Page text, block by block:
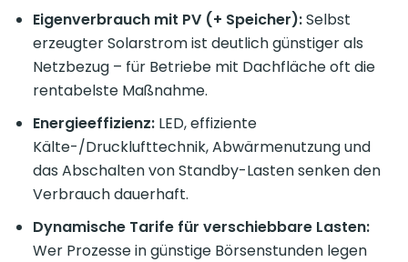
Eigenverbrauch mit PV (+ Speicher):Selbst
erzeugter Solarstrom ist deutlich günstiger als
Netzbezug – für Betriebe mit Dachfläche oft die
rentabelste Maßnahme.
Energieeffizienz: LED, effiziente
Kälte-/Drucklufttechnik, Abwärmenutzung und
das Abschalten von Standby-Lasten senken den
Verbrauch dauerhaft.
Dynamische Tarife für verschiebbare Lasten:
Wer Prozesse in günstige Börsenstunden legen